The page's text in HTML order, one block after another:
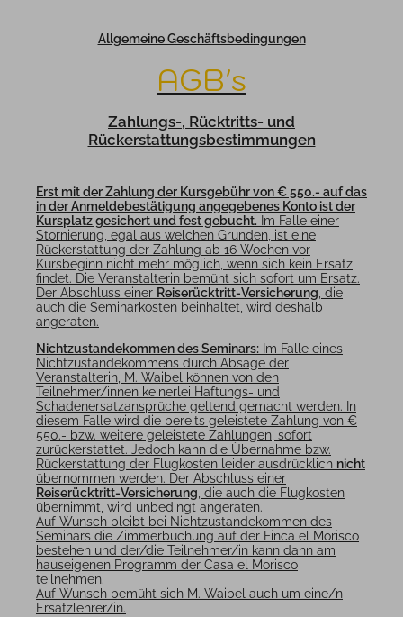
Allgemeine Geschäftsbedingungen
AGB's
Zahlungs-, Rücktritts- und
Rückerstattungsbestimmungen
Erst mit der Zahlung der Kursgebühr von € 550.- auf das
in der Anmeldebestätigung angegebenes Konto ist der
Kursplatz gesichert und fest gebucht. Im Falle einer
Stornierung, egal aus welchen Gründen, ist eine
Rückerstattung der Zahlung ab 16 Wochen vor
Kursbeginn nicht mehr möglich, wenn sich kein Ersatz
findet. Die Veranstalterin bemüht sich sofort um Ersatz.
Der Abschluss einer Reiserücktritt-Versicherung, die
auch die Seminarkosten beinhaltet, wird deshalb
angeraten.
Nichtzustandekommen des Seminars: Im Falle eines
Nichtzustandekommens durch Absage der
Veranstalterin, M. Waibel können von den
Teilnehmer/innen keinerlei Haftungs- und
Schadenersatzansprüche geltend gemacht werden. In
diesem Falle wird die bereits geleistete Zahlung von €
550.- bzw. weitere geleistete Zahlungen, sofort
zurückerstattet. Jedoch kann die Übernahme bzw.
Rückerstattung der Flugkosten leider ausdrücklich nicht
übernommen werden. Der Abschluss einer
Reiserücktritt-Versicherung, die auch die Flugkosten
übernimmt, wird unbedingt angeraten.
Auf Wunsch bleibt bei Nichtzustandekommen des
Seminars die Zimmerbuchung auf der Finca el Morisco
bestehen und der/die Teilnehmer/in kann dann am
hauseigenen Programm der Casa el Morisco
teilnehmen.
Auf Wunsch bemüht sich M. Waibel auch um eine/n
Ersatzlehrer/in.